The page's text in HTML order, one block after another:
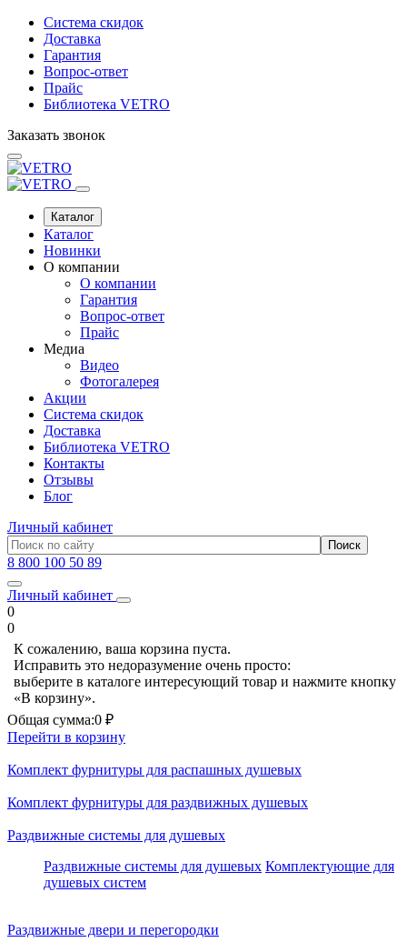
Система скидок
Доставка
Гарантия
Вопрос-ответ
Прайс
Библиотека VETRO
Заказать звонок
Каталог
Каталог
Новинки
О компании
О компании
Гарантия
Вопрос-ответ
Прайс
Медиа
Видео
Фотогалерея
Акции
Система скидок
Доставка
Библиотека VETRO
Контакты
Отзывы
Блог
Личный кабинет
8 800 100 50 89
Личный кабинет
0
0
К сожалению, ваша корзина пуста.
Исправить это недоразумение очень просто:
выберите в каталоге интересующий товар и нажмите кнопку
«В корзину».
Общая сумма:0 ₽
Перейти в корзину
Комплект фурнитуры для распашных душевых
Комплект фурнитуры для раздвижных душевых
Раздвижные системы для душевых
Раздвижные системы для душевых Комплектующие для
душевых систем
Раздвижные двери и перегородки